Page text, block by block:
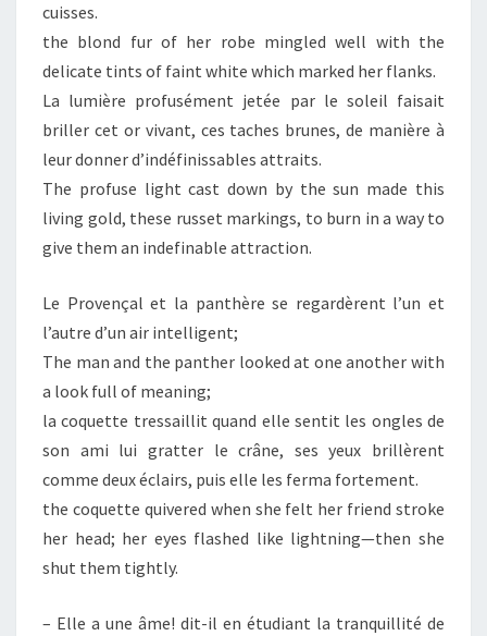
cuisses.
the blond fur of her robe mingled well with the
delicate tints of faint white which marked her flanks.
La lumière profusément jetée par le soleil faisait
briller cet or vivant, ces taches brunes, de manière à
leur donner d’indéfinissables attraits.
The profuse light cast down by the sun made this
living gold, these russet markings, to burn in a way to
give them an indefinable attraction.
Le Provençal et la panthère se regardèrent l’un et
l’autre d’un air intelligent;
The man and the panther looked at one another with
a look full of meaning;
la coquette tressaillit quand elle sentit les ongles de
son ami lui gratter le crâne, ses yeux brillèrent
comme deux éclairs, puis elle les ferma fortement.
the coquette quivered when she felt her friend stroke
her head; her eyes flashed like lightning—then she
shut them tightly.
– Elle a une âme! dit-il en étudiant la tranquillité de